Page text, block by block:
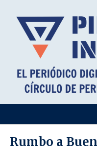
Rumbo a